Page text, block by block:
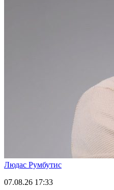
Людас Румбутис
07.08.26 17:33